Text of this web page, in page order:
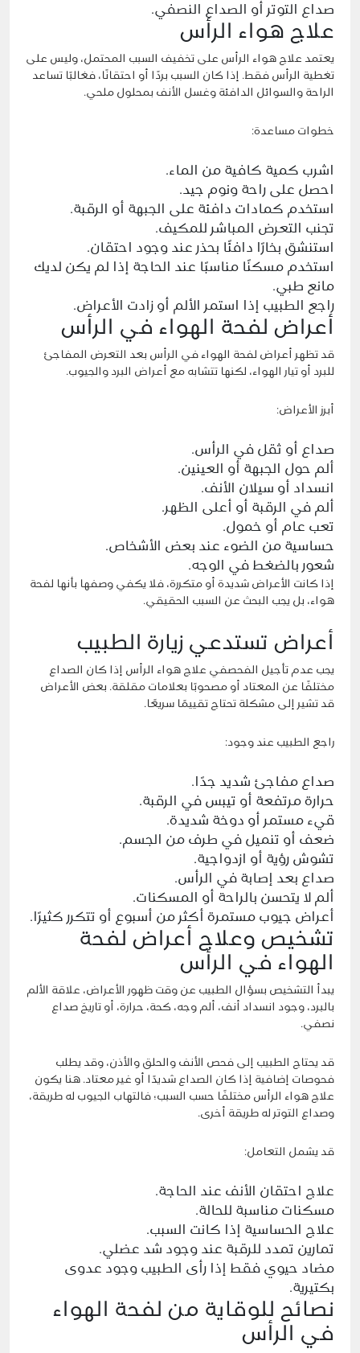
صداع التوتر أو الصداع النصفي.
علاج هواء الرأس
يعتمد علاج هواء الرأس على تخفيف السبب المحتمل، وليس على
تغطية الرأس فقط. إذا كان السبب بردًا أو احتقانًا، فغالبًا تساعد
الراحة والسوائل الدافئة وغسل الأنف بمحلول ملحي.
خطوات مساعدة:
اشرب كمية كافية من الماء.
احصل على راحة ونوم جيد.
استخدم كمادات دافئة على الجبهة أو الرقبة.
تجنب التعرض المباشر للمكيف.
استنشق بخارًا دافئًا بحذر عند وجود احتقان.
استخدم مسكنًا مناسبًا عند الحاجة إذا لم يكن لديك
مانع طبي.
راجع الطبيب إذا استمر الألم أو زادت الأعراض.
أعراض لفحة الهواء في الرأس
قد تظهر أعراض لفحة الهواء في الرأس بعد التعرض المفاجئ
للبرد أو تيار الهواء، لكنها تتشابه مع أعراض البرد والجيوب.
أبرز الأعراض:
صداع أو ثقل في الرأس.
ألم حول الجبهة أو العينين.
انسداد أو سيلان الأنف.
ألم في الرقبة أو أعلى الظهر.
تعب عام أو خمول.
حساسية من الضوء عند بعض الأشخاص.
شعور بالضغط في الوجه.
إذا كانت الأعراض شديدة أو متكررة، فلا يكفي وصفها بأنها لفحة
هواء، بل يجب البحث عن السبب الحقيقي.
أعراض تستدعي زيارة الطبيب
يجب عدم تأجيل الفحصفي علاج هواء الرأس إذا كان الصداع
مختلفًا عن المعتاد أو مصحوبًا بعلامات مقلقة. بعض الأعراض
قد تشير إلى مشكلة تحتاج تقييمًا سريعًا.
راجع الطبيب عند وجود:
صداع مفاجئ شديد جدًا.
حرارة مرتفعة أو تيبس في الرقبة.
قيء مستمر أو دوخة شديدة.
ضعف أو تنميل في طرف من الجسم.
تشوش رؤية أو ازدواجية.
صداع بعد إصابة في الرأس.
ألم لا يتحسن بالراحة أو المسكنات.
أعراض جيوب مستمرة أكثر من أسبوع أو تتكرر كثيرًا.
تشخيص وعلاج أعراض لفحة
الهواء في الرأس
يبدأ التشخيص بسؤال الطبيب عن وقت ظهور الأعراض، علاقة الألم
بالبرد، وجود انسداد أنف، ألم وجه، كحة، حرارة، أو تاريخ صداع
نصفي.
قد يحتاج الطبيب إلى فحص الأنف والحلق والأذن، وقد يطلب
فحوصات إضافية إذا كان الصداع شديدًا أو غير معتاد. هنا يكون
علاج هواء الرأس مختلفًا حسب السبب؛ فالتهاب الجيوب له طريقة،
وصداع التوتر له طريقة أخرى.
قد يشمل التعامل:
علاج احتقان الأنف عند الحاجة.
مسكنات مناسبة للحالة.
علاج الحساسية إذا كانت السبب.
تمارين تمدد للرقبة عند وجود شد عضلي.
مضاد حيوي فقط إذا رأى الطبيب وجود عدوى
بكتيرية.
نصائح للوقاية من لفحة الهواء
في الرأس